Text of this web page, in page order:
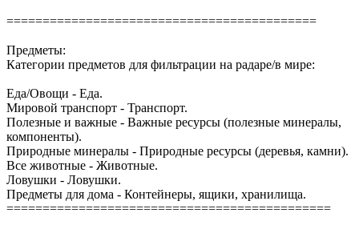
===========================================
Предметы:
Категории предметов для фильтрации на радаре/в мире:
Еда/Овощи - Еда.
Мировой транспорт - Транспорт.
Полезные и важные - Важные ресурсы (полезные минералы,
компоненты).
Природные минералы - Природные ресурсы (деревья, камни).
Все животные - Животные.
Ловушки - Ловушки.
Предметы для дома - Контейнеры, ящики, хранилища.
=============================================